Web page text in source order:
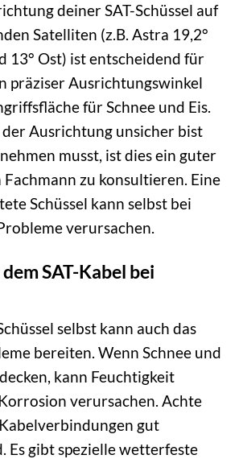
deiner SAT-Schüssel auf
Satelliten (z.B. Astra 19,2°
13° Ost) ist entscheidend für
präziser Ausrichtungswinkel
für Schnee und Eis.
Ausrichtung unsicher bist
musst, ist dies ein guter
zu konsultieren. Eine
Schüssel kann selbst bei
verursachen.
SAT-Kabel bei
selbst kann auch das
bereiten. Wenn Schnee und
kann Feuchtigkeit
verursachen. Achte
gut
Es gibt spezielle wetterfeste